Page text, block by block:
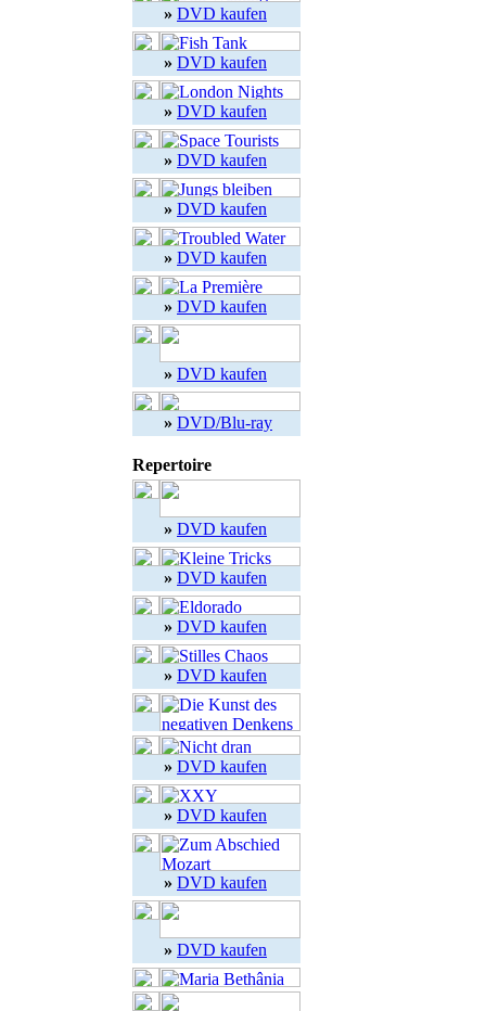
» DVD kaufen
» DVD kaufen
» DVD kaufen
» DVD kaufen
» DVD kaufen
» DVD kaufen
» DVD kaufen
» DVD kaufen
» DVD/Blu-ray
Repertoire
» DVD kaufen
» DVD kaufen
» DVD kaufen
» DVD kaufen
» DVD kaufen
» DVD kaufen
» DVD kaufen
» DVD kaufen